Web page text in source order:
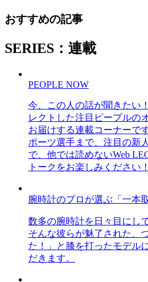
おすすめの記事
SERIES：連載
PEOPLE NOW
今、この人の話が聞きたい
レクトした注目ピープルの
お届けする連載コーナーで
ポーツ選手まで、注目の新
で、他では読めないWeb
トークをお楽しみください！
腕時計のプロが選ぶ「一本
数多の腕時計を日々目にし
そんな彼らが魅了された、
た！」と膝を打ったモデル
だきます。